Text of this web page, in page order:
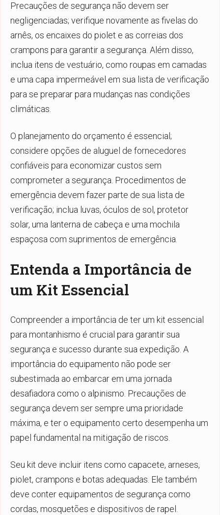
Precauções de segurança não devem ser
negligenciadas; verifique novamente as fivelas do
arnês, os encaixes do piolet e as correias dos
crampons para garantir a segurança. Além disso,
inclua itens de vestuário, como roupas em camadas
e uma capa impermeável em sua lista de verificação
para se preparar para mudanças nas condições
climáticas.
O planejamento do orçamento é essencial;
considere opções de aluguel de fornecedores
confiáveis para economizar custos sem
comprometer a segurança. Procedimentos de
emergência devem fazer parte de sua lista de
verificação; inclua luvas, óculos de sol, protetor
solar, uma lanterna de cabeça e uma mochila
espaçosa com suprimentos de emergência.
Entenda a Importância de
um Kit Essencial
Compreender a importância de ter um kit essencial
para montanhismo é crucial para garantir sua
segurança e sucesso durante sua expedição. A
importância do equipamento não pode ser
subestimada ao embarcar em uma jornada
desafiadora como o alpinismo. Precauções de
segurança devem ser sempre uma prioridade
máxima, e ter o equipamento certo desempenha um
papel fundamental na mitigação de riscos.
Seu kit deve incluir itens como capacete, arneses,
piolet, crampons e botas adequadas. Ele também
deve conter equipamentos de segurança como
cordas, mosquetões e dispositivos de rapel.